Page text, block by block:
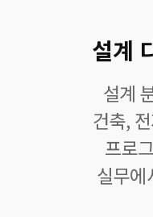
설계
설계
건축,
프로
실무에